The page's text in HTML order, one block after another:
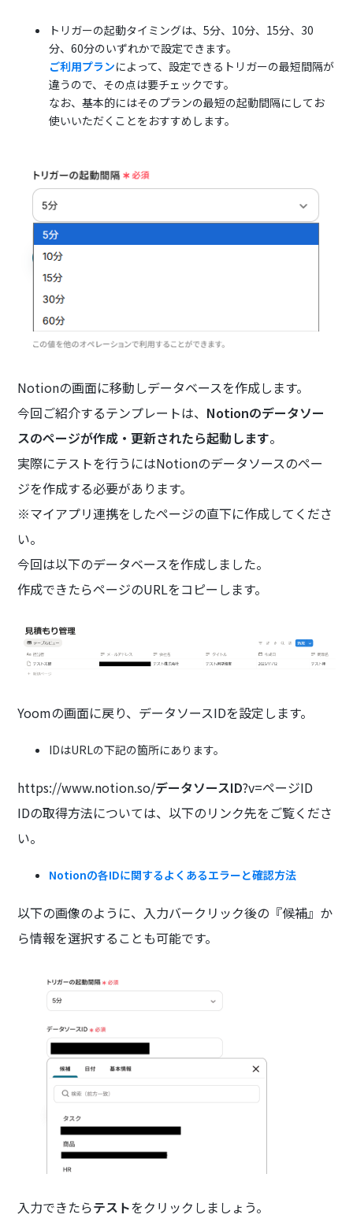
トリガーの起動タイミングは、5分、10分、15分、30
分、60分のいずれかで設定できます。
ご利用プランによって、設定できるトリガーの最短間隔が
違うので、その点は要チェックです。
なお、基本的にはそのプランの最短の起動間隔にしてお
使いいただくことをおすすめします。
Notionの画面に移動しデータベースを作成します。
今回ご紹介するテンプレートは、 Notionのデータソー
スのページが作成・更新されたら起動します。
実際にテストを行うにはNotionのデータソースのペー
ジを作成する必要があります。
※マイアプリ連携をしたページの直下に作成してくださ
い。
今回は以下のデータベースを作成しました。
作成できたらページのURLをコピーします。
Yoomの画面に戻り、データソースIDを設定します。
IDはURLの下記の箇所にあります。
https://www.notion.so/データソースID?v=ページID
IDの取得方法については、以下のリンク先をご覧くださ
い。
Notionの各IDに関するよくあるエラーと確認方法
以下の画像のように、入力バークリック後の『候補』か
ら情報を選択することも可能です。
入力できたらテストをクリックしましょう。